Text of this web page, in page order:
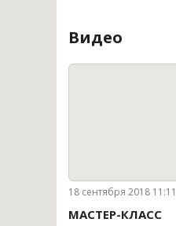
Видео
18 сентября 2018 11:11
МАСТЕР-КЛАСС